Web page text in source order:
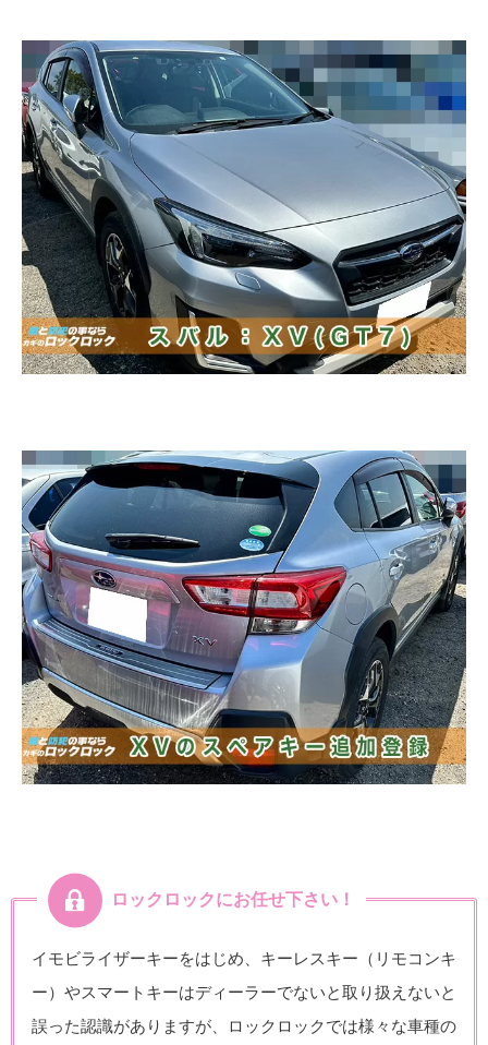
ロックロックにお任せ下さい！
イモビライザーキーをはじめ、キーレスキー（リモコンキ
ー）やスマートキーはディーラーでないと取り扱えないと
誤った認識がありますが、ロックロックでは様々な車種の